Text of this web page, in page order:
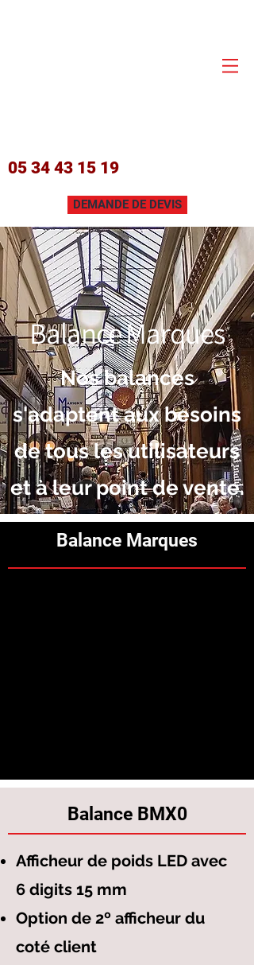
05 34 43 15 19
DEMANDE DE DEVIS
Balance Marques
Nos balances
s'adaptent aux besoins
de tous les utilisateurs
et à leur point de vente.
Balance Marques
Balance BMX0
Afficheur de poids LED avec
6 digits 15 mm
Option de 2º afficheur du
coté client